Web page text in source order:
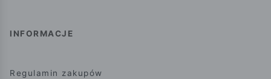
INFORMACJE
Regulamin zakupów